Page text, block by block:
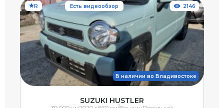
R Есть видеообзор
В наличии во Владивостоке
2146
SUZUKI HUSTLER
3